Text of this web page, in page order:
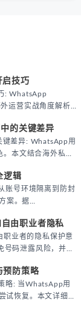
技巧
: WhatsApp
运营实战角度解析
的关键差异
差异: WhatsApp用
本文结合海外私域
逻辑
账号环境隔离到防封
案。据
由职业者隐私
业者的隐私保护意
号码泄露风险，并提
预防策略
略: 当WhatsApp用
试恢复。本文详细解